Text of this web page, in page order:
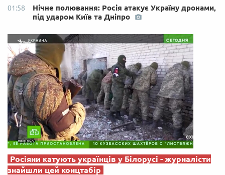
01:58
Нічне полювання: Росія атакує Україну дронами,
під ударом Київ та Дніпро
Росіяни катують українців у Білорусі - журналісти
знайшли цей концтабір